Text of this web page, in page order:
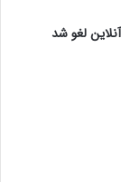
لغو شد